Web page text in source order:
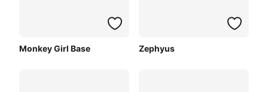
Monkey Girl Base Zephyus